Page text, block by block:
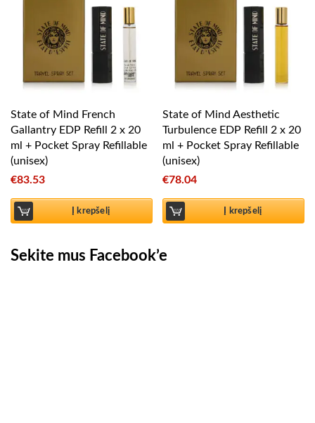
State of Mind French
Gallantry EDP Refill 2 x 20
ml + Pocket Spray Refillable
(unisex)
€83.53
Į krepšelį
State of Mind Aesthetic
Turbulence EDP Refill 2 x 20
ml + Pocket Spray Refillable
(unisex)
€78.04
Į krepšelį
Sekite mus Facebook’e